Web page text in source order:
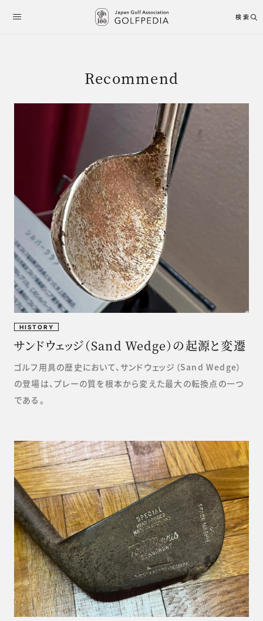
検索
Recommend
HISTORY
サンドウェッジ（Sand Wedge）の起源と変遷
ゴルフ用具の歴史において、サンドウェッジ（Sand Wedge）
の登場は、プレーの質を根本から変えた最大の転換点の一つ
である。